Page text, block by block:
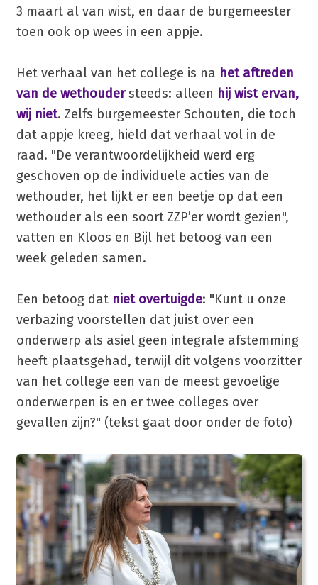
3 maart al van wist, en daar de burgemeester
toen ook op wees in een appje.
Het verhaal van het college is na het aftreden
van de wethoudersteeds: alleen hij wist ervan,
wij niet. Zelfs burgemeester Schouten, die toch
dat appje kreeg, hield dat verhaal vol in de
raad. "De verantwoordelijkheid werd erg
geschoven op de individuele acties van de
wethouder, het lijkt er een beetje op dat een
wethouder als een soort ZZP’er wordt gezien",
vatten en Kloos en Bijl het betoog van een
week geleden samen.
Een betoog dat niet overtuigde: "Kunt u onze
verbazing voorstellen dat juist over een
onderwerp als asiel geen integrale afstemming
heeft plaatsgehad, terwijl dit volgens voorzitter
van het college een van de meest gevoelige
onderwerpen is en er twee colleges over
gevallen zijn?" (tekst gaat door onder de foto)